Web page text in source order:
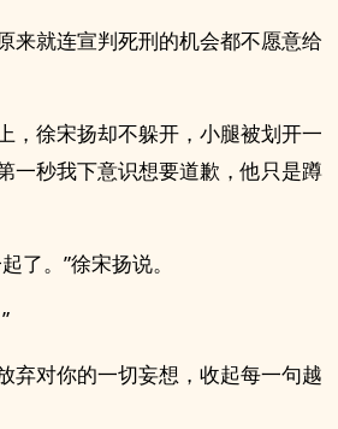
来就连宣判死刑的机会都不愿意给
，徐宋扬却不躲开，小腿被划开一
一秒我下意识想要道歉，他只是蹲
了。”徐宋扬说。
弃对你的一切妄想，收起每一句越